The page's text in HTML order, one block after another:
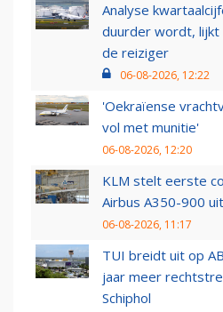
Analyse
duurder wordt,
de reiziger
06-08-2026, 12:22
'Oekraïense
vol met munitie'
06-08-2026, 12:20
KLM stelt eerste
Airbus A350-900 uit
06-08-2026, 11:17
TUI breidt uit op
jaar meer
Schiphol